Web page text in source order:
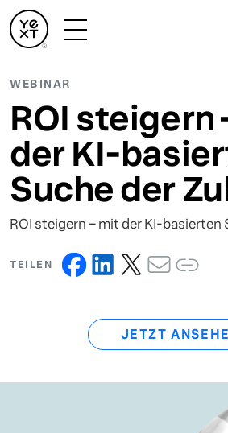
WEBINAR
ROI steigern
der KI-
Suche der
ROI steigern – mit der KI-basierten
TEILEN
JETZT